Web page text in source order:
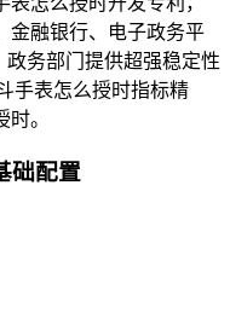
金融银行、电子政务平
务部门提供超强稳定性
手表怎么授时指标精
。
础配置